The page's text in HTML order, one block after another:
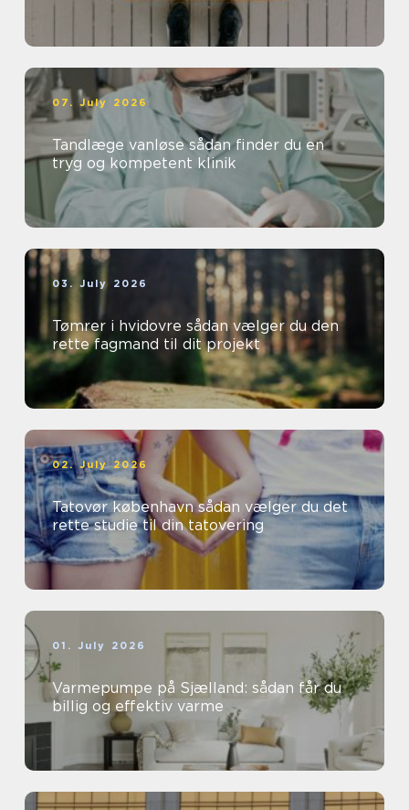
07. July 2026
Tandlæge vanløse sådan finder du en
tryg og kompetent klinik
03. July 2026
Tømrer i hvidovre sådan vælger du den
rette fagmand til dit projekt
02. July 2026
Tatovør københavn sådan vælger du det
rette studie til din tatovering
01. July 2026
Varmepumpe på Sjælland: sådan får du
billig og effektiv varme